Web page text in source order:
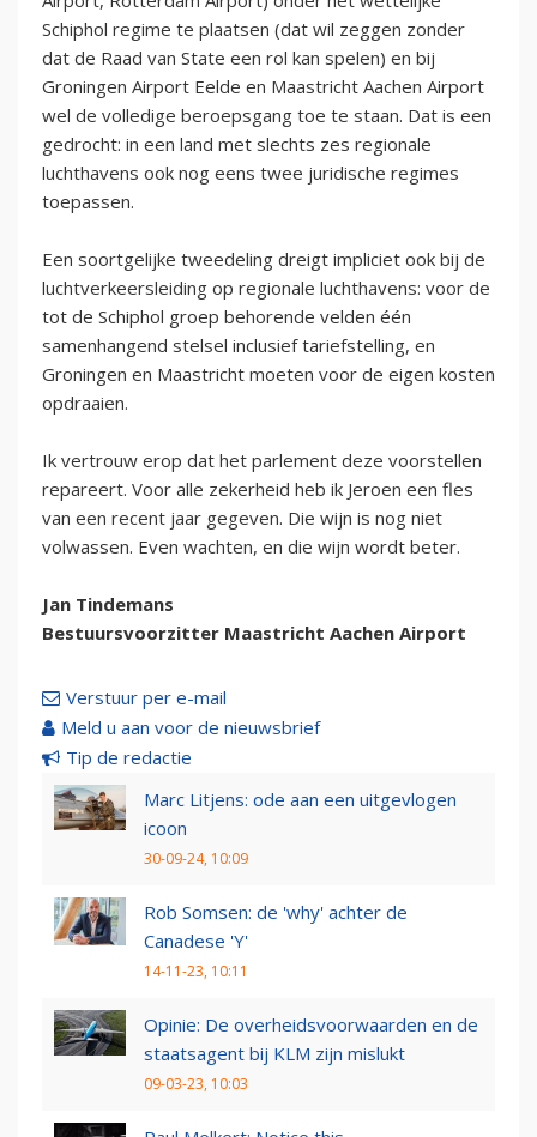
Schiphol regime te plaatsen (dat wil zeggen zonder
dat de Raad van State een rol kan spelen) en bij
Groningen Airport Eelde en Maastricht Aachen Airport
wel de volledige beroepsgang toe te staan. Dat is een
gedrocht: in een land met slechts zes regionale
luchthavens ook nog eens twee juridische regimes
toepassen.
Een soortgelijke tweedeling dreigt impliciet ook bij de
luchtverkeersleiding op regionale luchthavens: voor de
tot de Schiphol groep behorende velden één
samenhangend stelsel inclusief tariefstelling, en
Groningen en Maastricht moeten voor de eigen kosten
opdraaien.
Ik vertrouw erop dat het parlement deze voorstellen
repareert. Voor alle zekerheid heb ik Jeroen een fles
van een recent jaar gegeven. Die wijn is nog niet
volwassen. Even wachten, en die wijn wordt beter.
Jan Tindemans
Bestuursvoorzitter Maastricht Aachen Airport
Verstuur per e-mail
Meld u aan voor de nieuwsbrief
Tip de redactie
Marc Litjens: ode aan een uitgevlogen
icoon
30-09-24, 10:09
Rob Somsen: de 'why' achter de
Canadese 'Y'
14-11-23, 10:11
Opinie: De overheidsvoorwaarden en de
staatsagent bij KLM zijn mislukt
09-03-23, 10:03